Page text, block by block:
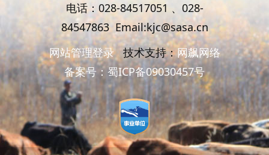
电话：028-84517051 、 028-
84547863 Email:kjc@sasa.cn
网站管理登录技术支持：网飙网络
备案号：蜀ICP备09030457号